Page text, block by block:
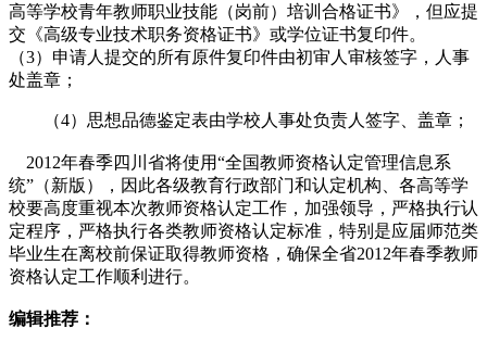
高等学校青年教师职业技能（岗前）培训合格证书》，但应提
交《高级专业技术职务资格证书》或学位证书复印件。
（3）申请人提交的所有原件复印件由初审人审核签字，人事
处盖章；
（4）思想品德鉴定表由学校人事处负责人签字、盖章；
2012年春季四川省将使用“全国教师资格认定管理信息系
统”（新版），因此各级教育行政部门和认定机构、各高等学
校要高度重视本次教师资格认定工作，加强领导，严格执行认
定程序，严格执行各类教师资格认定标准，特别是应届师范类
毕业生在离校前保证取得教师资格，确保全省2012年春季教师
资格认定工作顺利进行。
编辑推荐：